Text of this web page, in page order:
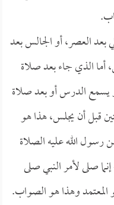
العصر، أو الجالس بعد
الذي جاء بعد صلاة
يسمع الدرس أو بعد صلاة
قبل أن يجلس، هذا هو
الله عليه الصلاة
صلى لأمر النبي صلى
المعتمد وهذا هو الصواب.